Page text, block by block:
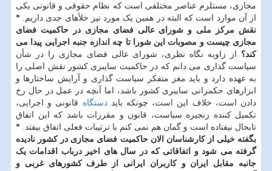
مجازی، مستلزم عناصر مختلفی است که نظام حقوقی و قانونی یکی
از آن موارد است که البته در همین یک مورد نیز خلأهای جدی داریم. *
نقش مرکز ملی و شورای عالی فضای مجازی در حاکمیت فضای
مجازی چیست و مصوبات این شورا تا چه اندازه جنبه اجرایی پیدا می
کند؟ از زاویه نگاه نظری، شورای عالی فضای مجازی را در شأن
سیاست گذاری می دانم که در حاکمیت سایبری کشور نقش اصلی را
به عهده دارد و باید مغز متفکر سیاست گذاری و آرایش ساختارها و
ابزارهای حکمرانی سایبری کشور باشد، اما آنچه در عمل در حال رخ
دادن است، خلاف این است، چونکه بایددستگاه قانونی و اجرایی،
تکمیل کننده زنجیره سیاست، قانون و مقررات باشد که این اتفاق
تابحال نیفتاده است و گمان هم نمی کنم با ترتیبات فعلی اتفاق بیفتد. *
بگفته خیلی از کارشناسان الان حاکمیت فضای مجازی در کشور نادیده
گرفته می شود و اتفاقاتی که در سال های اخیر درباب اقدامات یک
جانبه مقابل ایران و کاربران ایرانی از طرف کشورهای غربی و